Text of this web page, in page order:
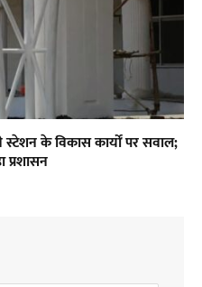
के विकास कार्यों पर सवाल;
प्रशासन